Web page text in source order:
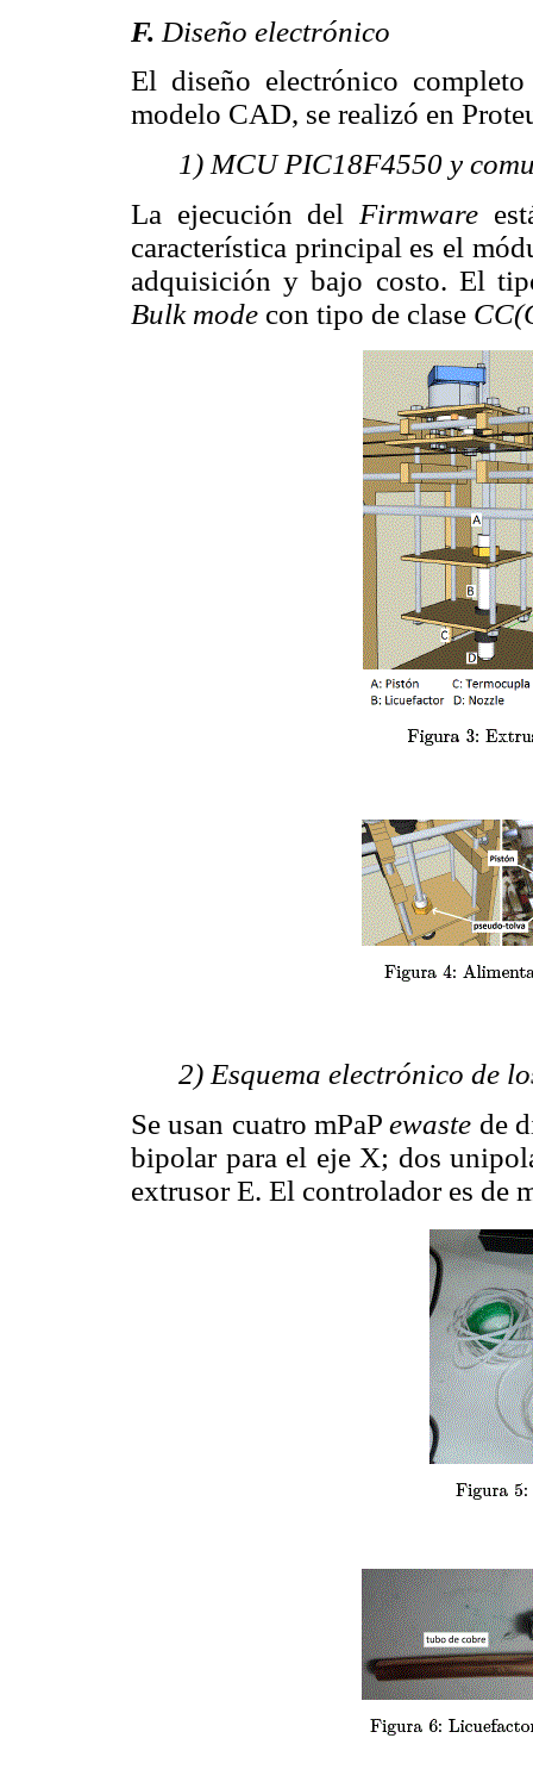
F. Diseño electrónico
El diseño electrónico
modelo CAD, se realizó en
1) MCU PIC18F4550 y
La ejecución del Firmware
característica principal es el
adquisición y bajo costo. El
Bulk mode con tipo de clase
2) Esquema electrónico de
Se usan cuatro mPaPewaste de
bipolar para el eje X; dos
extrusor E. El controlador es de